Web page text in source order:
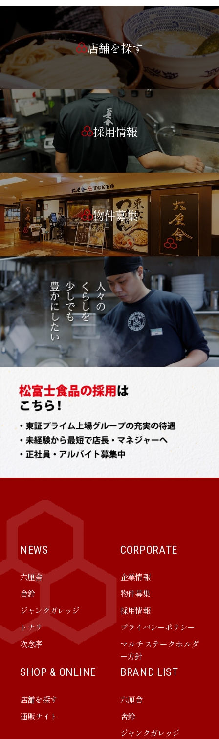
店舗を探す
採用情報
物件募集
NEWS
六厘舎
舎鈴
ジャンクガレッジ
トナリ
次念序
CORPORATE
企業情報
物件募集
採用情報
プライバシーポリシー
マルチステークホルダ
ー方針
SHOP & ONLINE
店舗を探す
通販サイト
BRAND LIST
六厘舎
舎鈴
ジャンクガレッジ